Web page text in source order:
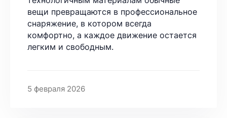
вещи превращаются в профессиональное
снаряжение, в котором всегда
комфортно, а каждое движение остается
легким и свободным.
5 февраля 2026